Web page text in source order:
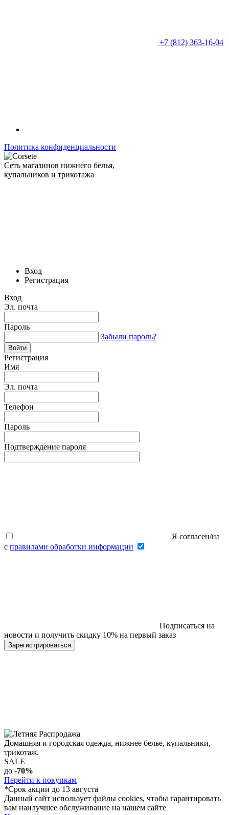
+7 (812) 363-16-04
Политика конфиденциальности
Сеть магазинов нижнего белья,
купальников и трикотажа
Вход
Регистрация
Вход
Эл. почта
Пароль
Забыли пароль?
Регистрация
Имя
Эл. почта
Телефон
Пароль
Подтверждение пароля
Я согласен/на
с правилами обработки информации
Подписаться на
новости и получить скидку 10% на первый заказ
Домашняя и городская одежда, нижнее белье, купальники,
трикотаж.
SALE
до -70%
Перейти к покупкам
*Срок акции до 13 августа
Данный сайт использует файлы cookies, чтобы гарантировать
вам наилучшее обслуживание на нашем сайте